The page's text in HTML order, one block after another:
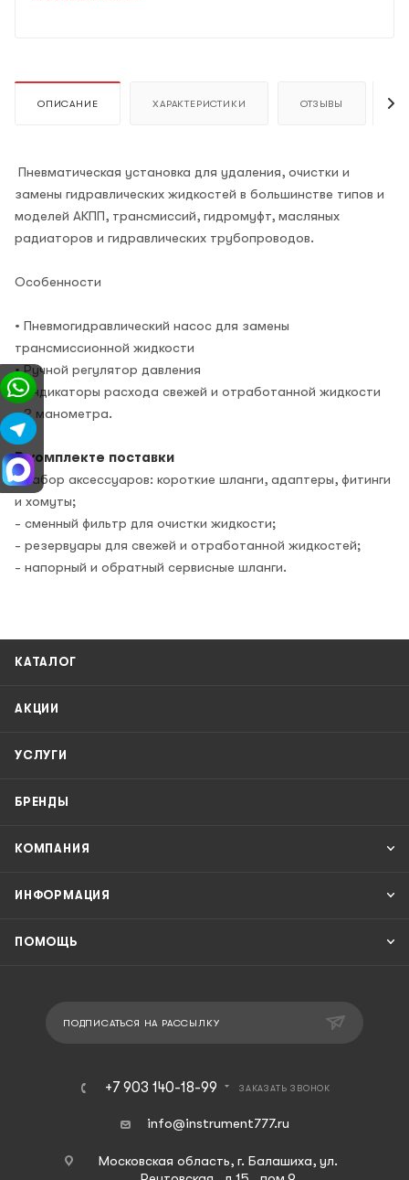
ОПИСАНИЕ ХАРАКТЕРИСТИКИ ОТЗЫВЫ
Пневматическая установка для удаления, очистки и
замены гидравлических жидкостей в большинстве типов и
моделей АКПП, трансмиссий, гидромуфт, масляных
радиаторов и гидравлических трубопроводов.
Особенности
• Пневмогидравлический насос для замены
трансмиссионной жидкости
• Ручной регулятор давления
• Индикаторы расхода свежей и отработанной жидкости
• 2 манометра.
В комплекте поставки
- набор аксессуаров: короткие шланги, адаптеры, фитинги
и хомуты;
- сменный фильтр для очистки жидкости;
- резервуары для свежей и отработанной жидкостей;
- напорный и обратный сервисные шланги.
КАТАЛОГ
АКЦИИ
УСЛУГИ
БРЕНДЫ
КОМПАНИЯ
ИНФОРМАЦИЯ
ПОМОЩЬ
ПОДПИСАТЬСЯ НА РАССЫЛКУ
+7 903 140-18-99 ЗАКАЗАТЬ ЗВОНОК
info@instrument777.ru
Московская область, г. Балашиха, ул.